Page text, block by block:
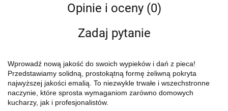
Opinie i oceny (0)
Zadaj pytanie
Wprowadź nową jakość do swoich wypieków i dań z pieca!
Przedstawiamy solidną, prostokątną formę żeliwną pokryta
najwyższej jakości emalią. To niezwykle trwałe i wszechstronne
naczynie, które sprosta wymaganiom zarówno domowych
kucharzy, jak i profesjonalistów.